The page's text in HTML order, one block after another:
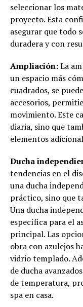
seleccionar los
proyecto. Esta
asegurar que todo
duradera y con
Ampliación:La
un espacio más
cuadrados, se
accesorios,
movimiento. Este
diaria, sino que
elementos
Ducha
tendencias en el
una ducha
práctico, sino que
Una ducha
específica para el
principal. Las
obra con azulejos
vidrio templado.
de ducha
de temperatura,
spa en casa.